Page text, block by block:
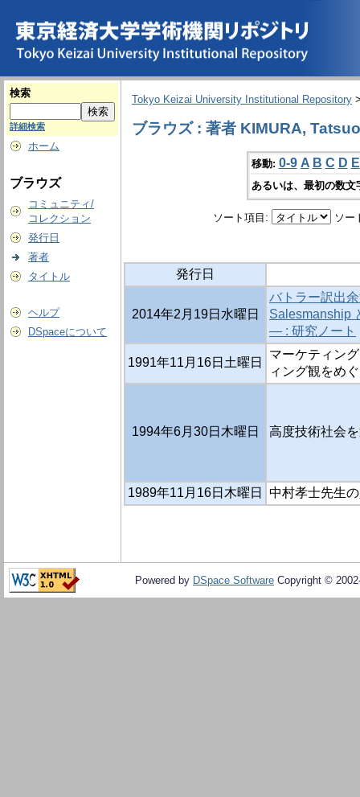
検索
詳細検索
ホーム
ブラウズ
コミュニティ/
コレクション
発行日
著者
タイトル
ヘルプ
DSpaceについて
Tokyo Keizai University Institutional Repository
ブラウズ : 著者 KIMURA, Tatsuo
移動: 0-9 A B C D E
あるいは、最初の数
ソート項目: ソー
発行日
2014年2月19日水曜日
バトラー訳出
Salesmanship
― : 研究ノート
1991年11月16日土曜日
マーケティン
ィング観をめ
1994年6月30日木曜日 高度技術社会
1989年11月16日木曜日 中村孝士先生
Powered by DSpace Software Copyright ©